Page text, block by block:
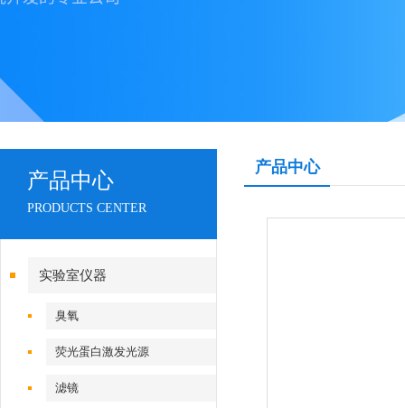
产品中心
PRODUCTS CENTER
实验室仪器
臭氧
荧光蛋白激发光源
滤镜
产品中心